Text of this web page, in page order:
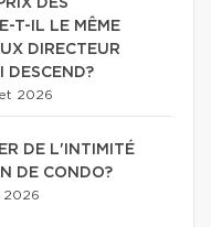
DES
T-IL LE MÊME
DIRECTEUR
DESCEND?
2026
DE L'INTIMITÉ
DE CONDO?
2026